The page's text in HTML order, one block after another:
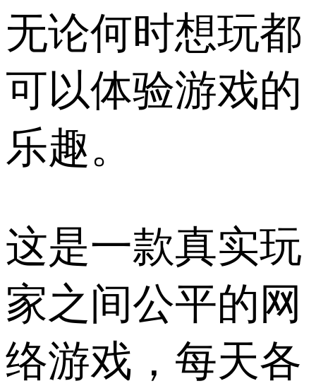
无论何时想玩都
可以体验游戏的
乐趣。
这是一款真实玩
家之间公平的网
络游戏，每天各